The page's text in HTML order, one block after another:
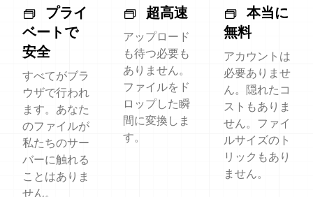
プライ
ベートで
安全
すべてがブラ
ウザで行われ
ます。あなた
のファイルが
私たちのサー
バーに触れる
ことはありま
せん。
超高速
アップロード
も待つ必要も
ありません。
ファイルをド
ロップした瞬
間に変換しま
す。
本当に
無料
アカウントは
必要ありませ
ん。隠れたコ
ストもありま
せん。ファイ
ルサイズのト
リックもあり
ません。